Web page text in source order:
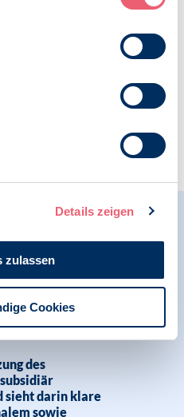
Details zeigen
zulassen
Cookies
in Krisen |
des
sieht darin klare
sowie